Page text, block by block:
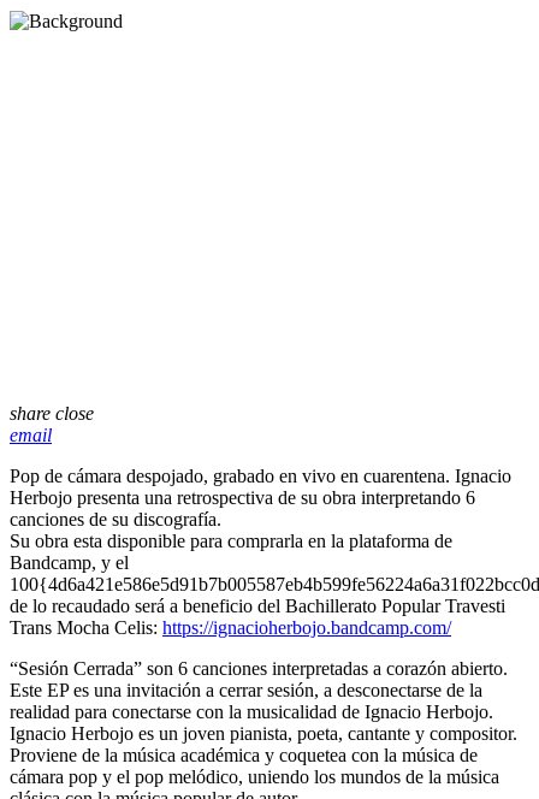
share close
email
Pop de cámara despojado, grabado en vivo en cuarentena. Ignacio
Herbojo presenta una retrospectiva de su obra interpretando 6
canciones de su discografía.
Su obra esta disponible para comprarla en la plataforma de
Bandcamp, y el
de lo recaudado será a beneficio del Bachillerato Popular Travesti
Trans Mocha Celis: https://ignacioherbojo.bandcamp.com/
“Sesión Cerrada” son 6 canciones interpretadas a corazón abierto.
Este EP es una invitación a cerrar sesión, a desconectarse de la
realidad para conectarse con la musicalidad de Ignacio Herbojo.
Ignacio Herbojo es un joven pianista, poeta, cantante y compositor.
Proviene de la música académica y coquetea con la música de
cámara pop y el pop melódico, uniendo los mundos de la música